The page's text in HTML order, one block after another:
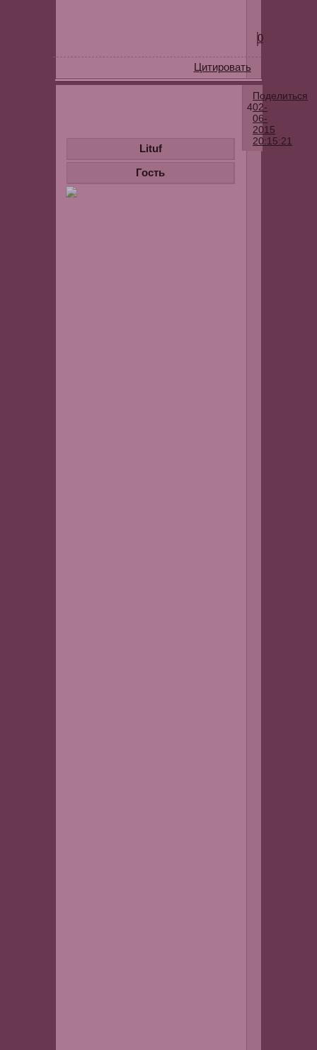
0
Цитировать
Поделиться
402-
06-
2015
20:15:21
Lituf
Гость